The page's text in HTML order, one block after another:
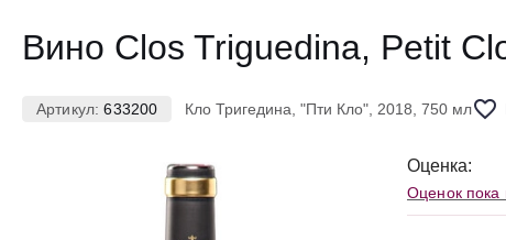
Вино Clos Triguedina, Petit
Артикул:633200 Кло Тригедина, "Пти Кло", 2018, 750 мл
Оценка:
Оценок пока